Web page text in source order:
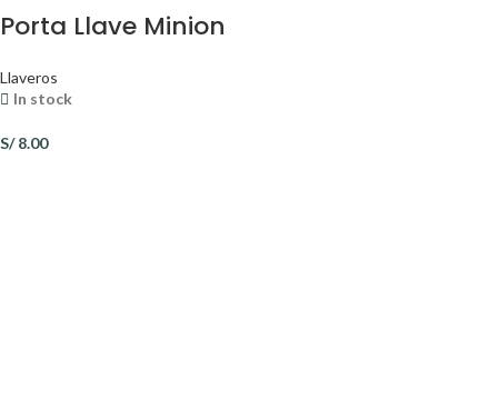
Porta Llave Minion
Llaveros
In stock
S/8.00